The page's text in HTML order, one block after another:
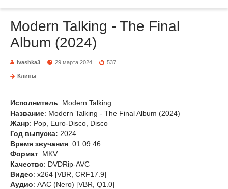
Modern Talking - The Final
Album (2024)
ivashka3 29 марта 2024 537
Клипы
Исполнитель: Modern Talking
Название: Modern Talking - The Final Album (2024)
Жанр: Pop, Euro-Disco, Disco
Год выпуска: 2024
Время звучания: 01:09:46
Формат: MKV
Качество: DVDRip-AVC
Видео: x264 [VBR, CRF17.9]
Аудио: AAC (Nero) [VBR, Q1.0]